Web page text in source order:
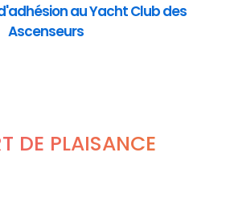
au Yacht Club des
Ascenseurs
DE PLAISANCE